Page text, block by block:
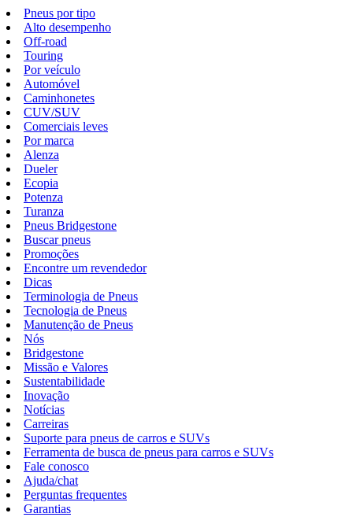
Pneus por tipo
Alto desempenho
Off-road
Touring
Por veículo
Automóvel
Caminhonetes
CUV/SUV
Comerciais leves
Por marca
Alenza
Dueler
Ecopia
Potenza
Turanza
Pneus Bridgestone
Buscar pneus
Promoções
Encontre um revendedor
Dicas
Terminologia de Pneus
Tecnologia de Pneus
Manutenção de Pneus
Nós
Bridgestone
Missão e Valores
Sustentabilidade
Inovação
Notícias
Carreiras
Suporte para pneus de carros e SUVs
Ferramenta de busca de pneus para carros e SUVs
Fale conosco
Ajuda/chat
Perguntas frequentes
Garantias